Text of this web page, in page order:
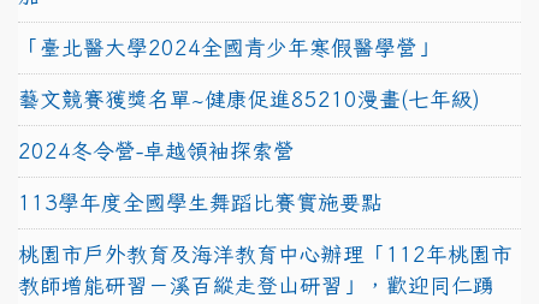
「臺北醫大學2024全國青少年寒假醫學營」
藝文競賽獲獎名單~健康促進85210漫畫(七年級)
2024冬令營-卓越領袖探索營
113學年度全國學生舞蹈比賽實施要點
桃園市戶外教育及海洋教育中心辦理「112年桃園市
教師增能研習－溪百縱走登山研習」，歡迎同仁踴